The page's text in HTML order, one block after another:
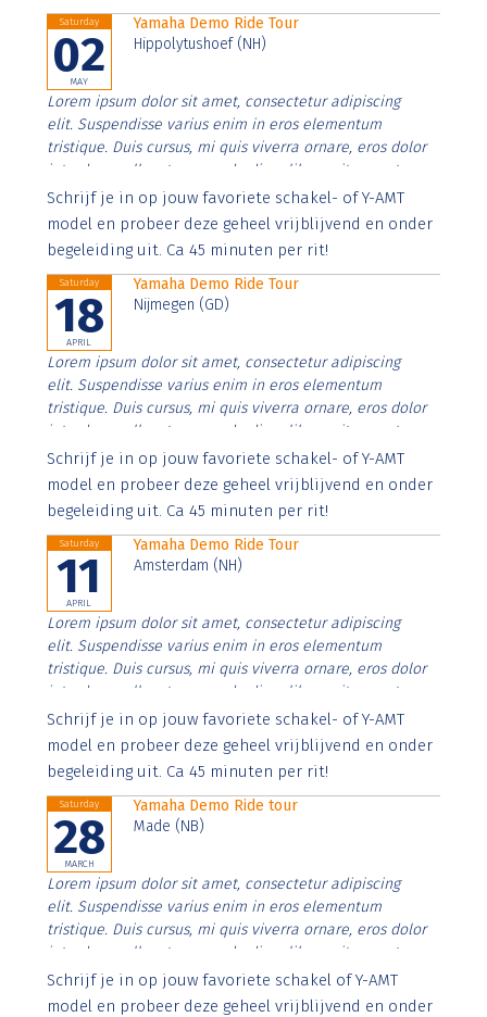
Saturday
02
MAY
Yamaha Demo Ride Tour
Hippolytushoef (NH)
Lorem ipsum dolor sit amet, consectetur adipiscing
elit. Suspendisse varius enim in eros elementum
tristique. Duis cursus, mi quis viverra ornare, eros dolor
interdum nulla, ut commodo diam libero vitae erat.
Aenean faucibus nibh et justo cursus id rutrum lorem
imperdiet. Nunc ut sem vitae risus tristique posuere.
Schrijf je in op jouw favoriete schakel- of Y-AMT
model en probeer deze geheel vrijblijvend en onder
begeleiding uit. Ca 45 minuten per rit!
Saturday
18
APRIL
Yamaha Demo Ride Tour
Nijmegen (GD)
Lorem ipsum dolor sit amet, consectetur adipiscing
elit. Suspendisse varius enim in eros elementum
tristique. Duis cursus, mi quis viverra ornare, eros dolor
interdum nulla, ut commodo diam libero vitae erat.
Aenean faucibus nibh et justo cursus id rutrum lorem
imperdiet. Nunc ut sem vitae risus tristique posuere.
Schrijf je in op jouw favoriete schakel- of Y-AMT
model en probeer deze geheel vrijblijvend en onder
begeleiding uit. Ca 45 minuten per rit!
Saturday
11
APRIL
Yamaha Demo Ride Tour
Amsterdam (NH)
Lorem ipsum dolor sit amet, consectetur adipiscing
elit. Suspendisse varius enim in eros elementum
tristique. Duis cursus, mi quis viverra ornare, eros dolor
interdum nulla, ut commodo diam libero vitae erat.
Aenean faucibus nibh et justo cursus id rutrum lorem
imperdiet. Nunc ut sem vitae risus tristique posuere.
Schrijf je in op jouw favoriete schakel- of Y-AMT
model en probeer deze geheel vrijblijvend en onder
begeleiding uit. Ca 45 minuten per rit!
Saturday
28
MARCH
Yamaha Demo Ride tour
Made (NB)
Lorem ipsum dolor sit amet, consectetur adipiscing
elit. Suspendisse varius enim in eros elementum
tristique. Duis cursus, mi quis viverra ornare, eros dolor
interdum nulla, ut commodo diam libero vitae erat.
Aenean faucibus nibh et justo cursus id rutrum lorem
imperdiet. Nunc ut sem vitae risus tristique posuere.
Schrijf je in op jouw favoriete schakel of Y-AMT
model en probeer deze geheel vrijblijvend en onder